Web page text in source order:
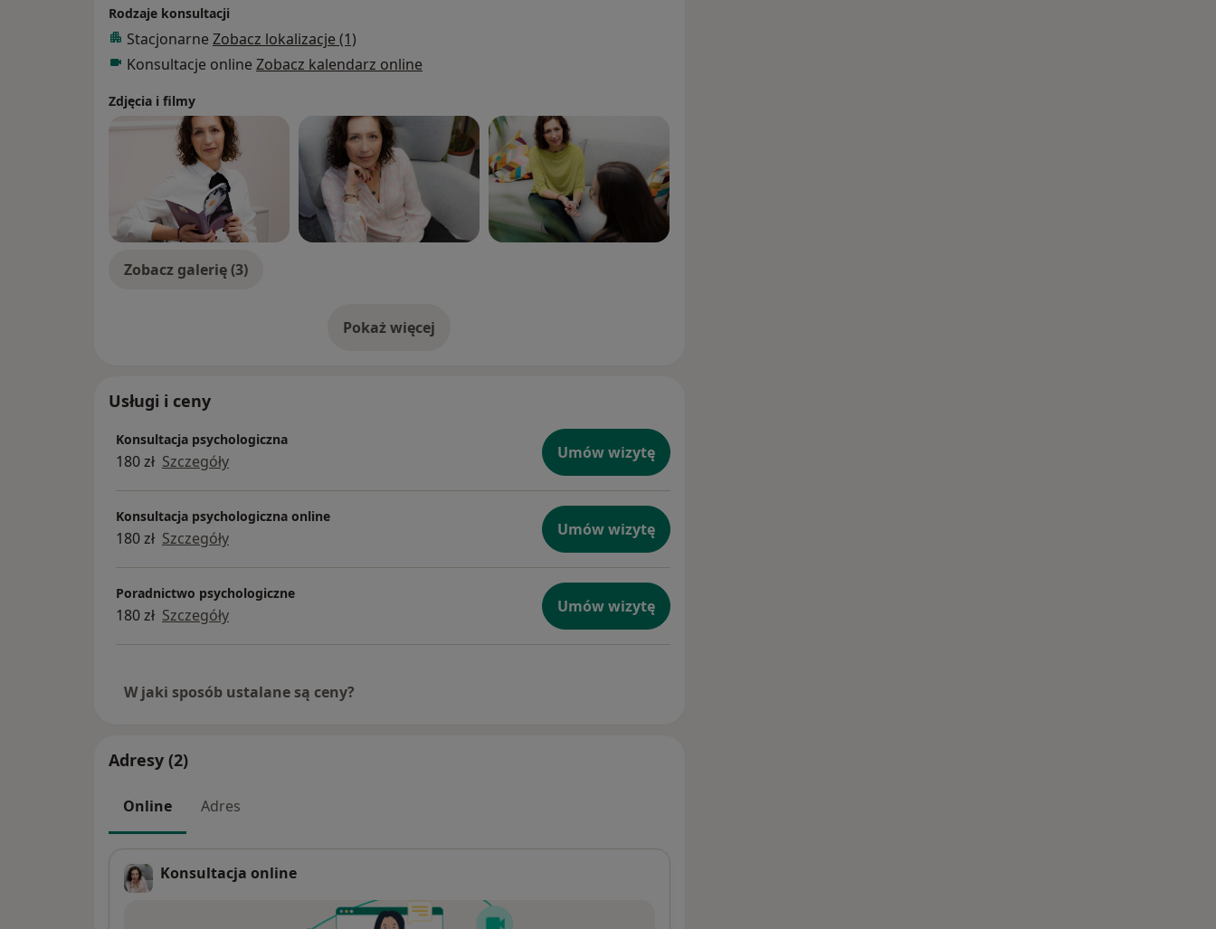
Rodzaje konsultacji
Stacjonarne Zobacz lokalizacje (1)
Konsultacje online Zobacz kalendarz online
Zdjęcia i filmy
Zobacz galerię (3)
Pokaż więcejo doświadczeniu
Usługi i ceny
Konsultacja psychologiczna
180 zł Szczegóły Umów wizytę
Konsultacja psychologiczna online
180 zł Szczegóły Umów wizytę
Poradnictwo psychologiczne
180 zł Szczegóły Umów wizytę
W jaki sposób ustalane są ceny?
Adresy (2)
Online Adres
Konsultacja online